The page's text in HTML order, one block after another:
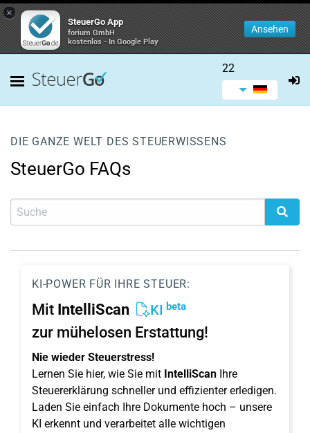
×
SteuerGo App
forium GmbH
kostenlos - In Google Play
Ansehen
22
DIE GANZE WELT DES STEUERWISSENS
SteuerGo FAQs
KI-POWER FÜR IHRE STEUER:
Mit IntelliScan KI beta
zur mühelosen Erstattung!
Nie wieder Steuerstress!
Lernen Sie hier, wie Sie mit IntelliScan Ihre
Steuererklärung schneller und effizienter erledigen.
Laden Sie einfach Ihre Dokumente hoch – unsere
KI erkennt und verarbeitet alle wichtigen